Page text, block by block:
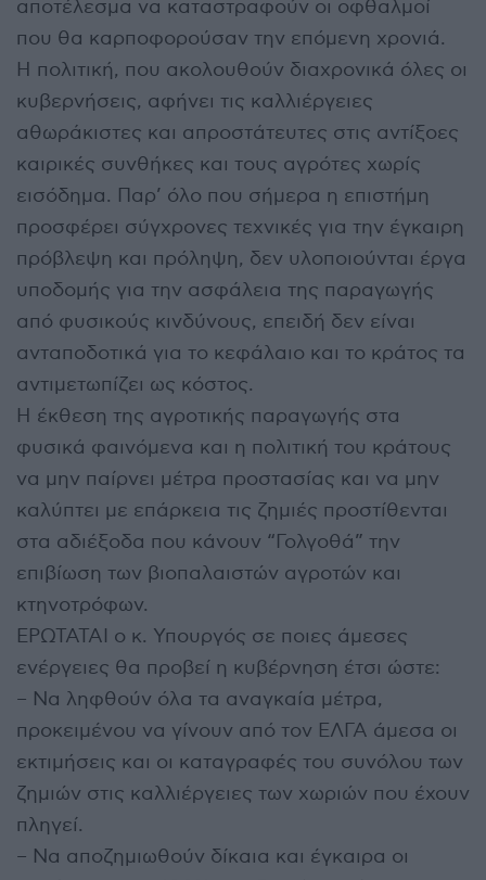
αποτέλεσμα να καταστραφούν οι οφθαλμοί
που θα καρποφορούσαν την επόμενη χρονιά.
Η πολιτική, που ακολουθούν διαχρονικά όλες οι
κυβερνήσεις, αφήνει τις καλλιέργειες
αθωράκιστες και απροστάτευτες στις αντίξοες
καιρικές συνθήκες και τους αγρότες χωρίς
εισόδημα. Παρ’ όλο που σήμερα η επιστήμη
προσφέρει σύγχρονες τεχνικές για την έγκαιρη
πρόβλεψη και πρόληψη, δεν υλοποιούνται έργα
υποδομής για την ασφάλεια της παραγωγής
από φυσικούς κινδύνους, επειδή δεν είναι
ανταποδοτικά για το κεφάλαιο και το κράτος τα
αντιμετωπίζει ως κόστος.
Η έκθεση της αγροτικής παραγωγής στα
φυσικά φαινόμενα και η πολιτική του κράτους
να μην παίρνει μέτρα προστασίας και να μην
καλύπτει με επάρκεια τις ζημιές προστίθενται
στα αδιέξοδα που κάνουν “Γολγοθά” την
επιβίωση των βιοπαλαιστών αγροτών και
κτηνοτρόφων.
ΕΡΩΤΑΤΑΙ ο κ. Υπουργός σε ποιες άμεσες
ενέργειες θα προβεί η κυβέρνηση έτσι ώστε:
– Να ληφθούν όλα τα αναγκαία μέτρα,
προκειμένου να γίνουν από τον ΕΛΓΑ άμεσα οι
εκτιμήσεις και οι καταγραφές του συνόλου των
ζημιών στις καλλιέργειες των χωριών που έχουν
πληγεί.
– Να αποζημιωθούν δίκαια και έγκαιρα οι